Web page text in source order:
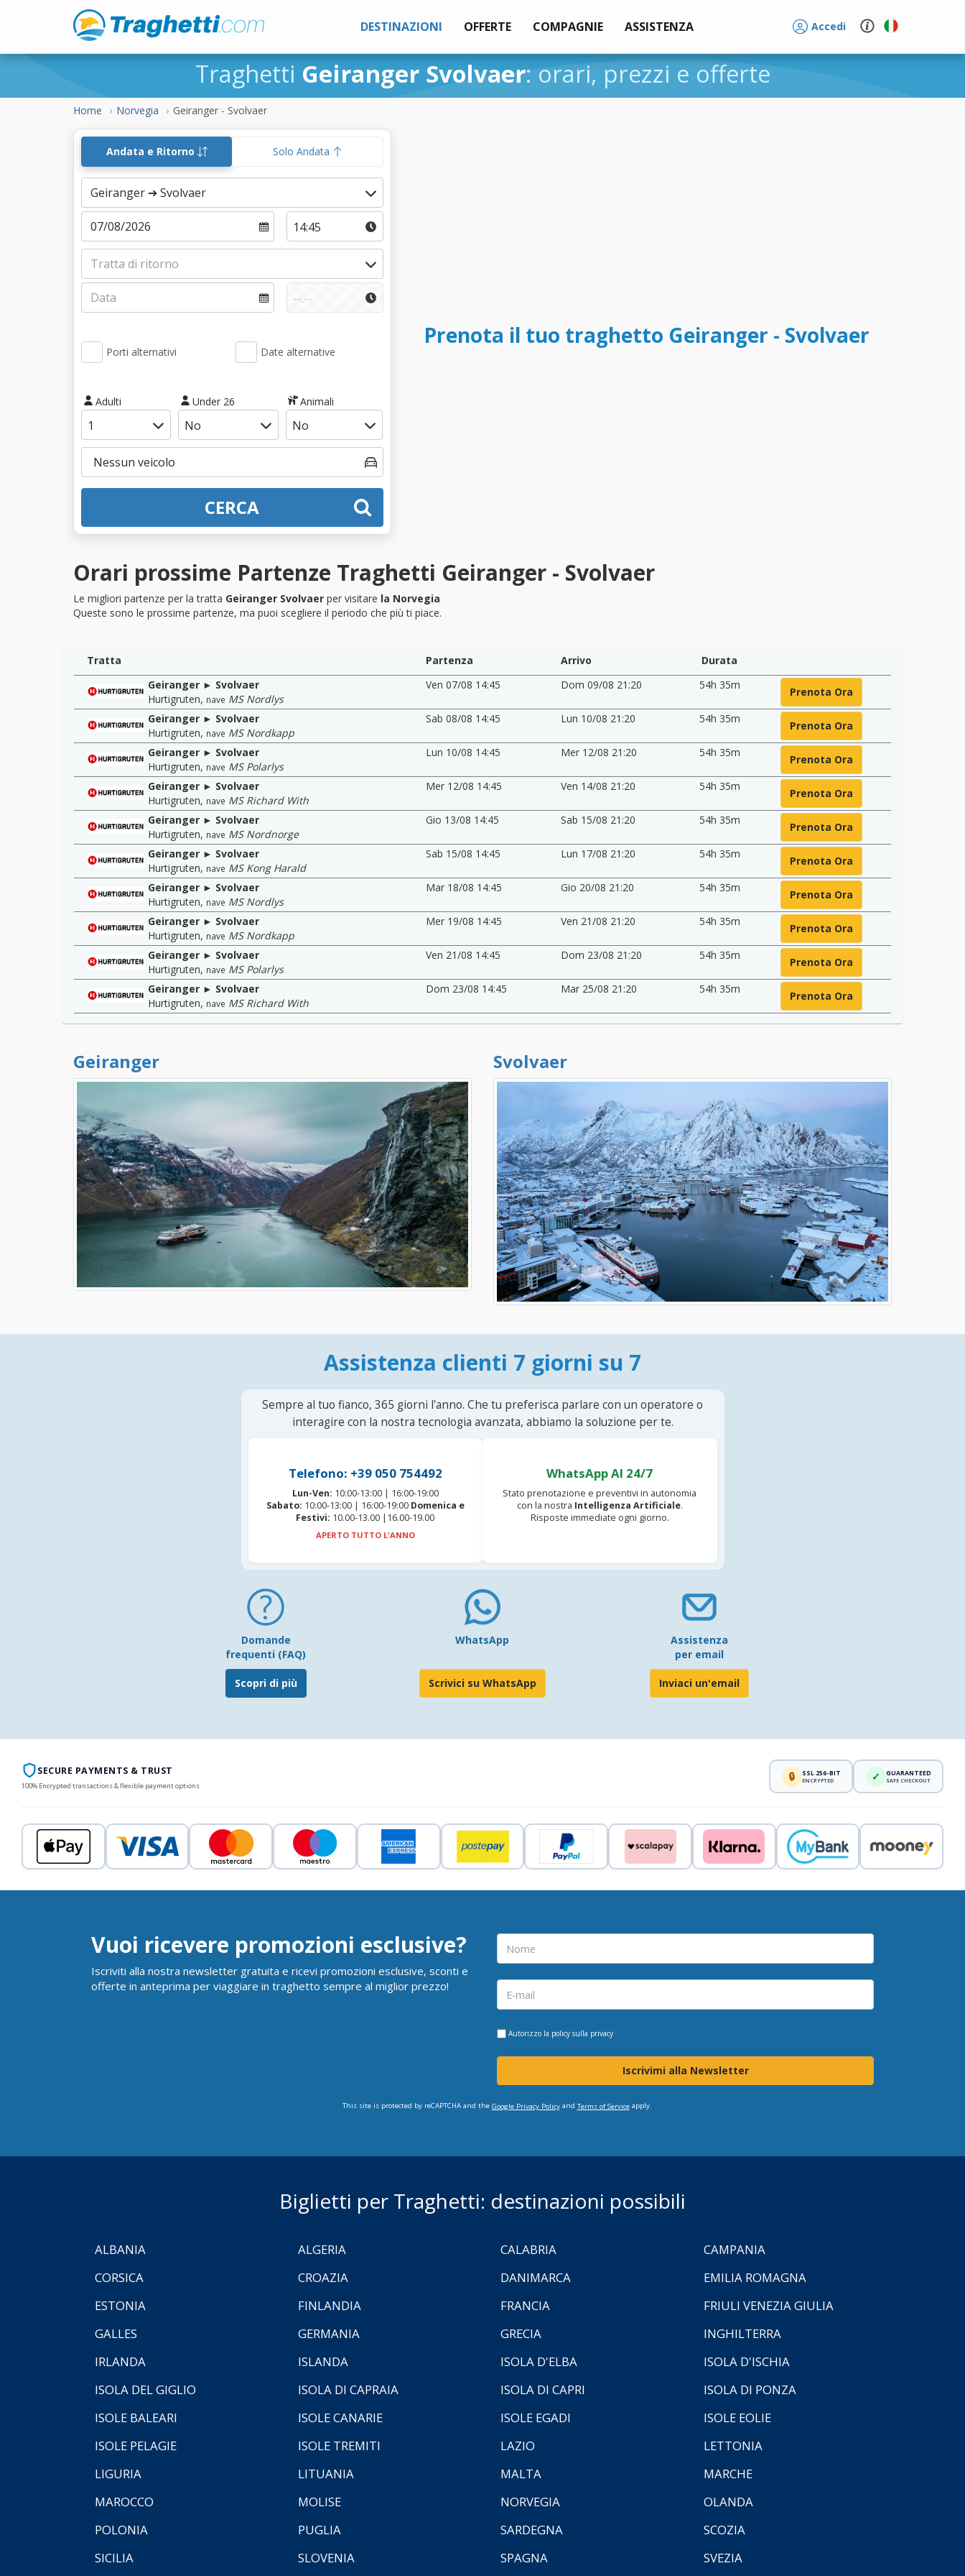
DESTINAZIONI OFFERTE COMPAGNIE ASSISTENZA Accedi
Traghetti Geiranger Svolvaer: orari, prezzi e offerte
Home Norvegia Geiranger - Svolvaer
Andata e Ritorno Solo Andata
Porti alternativi Date alternative
Adulti Under 26 Animali
CERCA
Prenota il tuo traghetto Geiranger - Svolvaer
Orari prossime Partenze Traghetti Geiranger - Svolvaer
Le migliori partenze per la tratta Geiranger Svolvaer per visitare la Norvegia
Queste sono le prossime partenze, ma puoi scegliere il periodo che più ti piace.
Tratta Partenza Arrivo
Durata
Geiranger ► Svolvaer
Hurtigruten, nave MS Nordlys
Ven 07/08 14:45 Dom 09/08 21:20 54h 35m
Prenota Ora
Geiranger ► Svolvaer
Hurtigruten, nave MS Nordkapp
Sab 08/08 14:45 Lun 10/08 21:20 54h 35m
Prenota Ora
Geiranger ► Svolvaer
Hurtigruten, nave MS Polarlys
Lun 10/08 14:45 Mer 12/08 21:20 54h 35m
Prenota Ora
Geiranger ► Svolvaer
Hurtigruten, nave MS Richard With
Mer 12/08 14:45 Ven 14/08 21:20 54h 35m
Prenota Ora
Geiranger ► Svolvaer
Hurtigruten, nave MS Nordnorge
Gio 13/08 14:45 Sab 15/08 21:20 54h 35m
Prenota Ora
Geiranger ► Svolvaer
Hurtigruten, nave MS Kong Harald
Sab 15/08 14:45 Lun 17/08 21:20 54h 35m
Prenota Ora
Geiranger ► Svolvaer
Hurtigruten, nave MS Nordlys
Mar 18/08 14:45 Gio 20/08 21:20 54h 35m
Prenota Ora
Geiranger ► Svolvaer
Hurtigruten, nave MS Nordkapp
Mer 19/08 14:45 Ven 21/08 21:20 54h 35m
Prenota Ora
Geiranger ► Svolvaer
Hurtigruten, nave MS Polarlys
Ven 21/08 14:45 Dom 23/08 21:20 54h 35m
Prenota Ora
Geiranger ► Svolvaer
Hurtigruten, nave MS Richard With
Dom 23/08 14:45 Mar 25/08 21:20 54h 35m
Prenota Ora
Geiranger Svolvaer
Assistenza clienti 7 giorni su 7
Sempre al tuo fianco, 365 giorni l'anno. Che tu preferisca parlare con un operatore o
interagire con la nostra tecnologia avanzata, abbiamo la soluzione per te.
Telefono: +39 050 754492
Lun-Ven: 10:00-13:00 | 16:00-19:00
Sabato: 10:00-13:00 | 16:00-19:00 Domenica e
Festivi: 10.00-13.00 |16.00-19.00
APERTO TUTTO L'ANNO
WhatsApp AI 24/7
Stato prenotazione e preventivi in autonomia
con la nostra Intelligenza Artificiale.
Risposte immediate ogni giorno.
Domande
frequenti (FAQ)
Scopri di più
WhatsApp
Scrivici su WhatsApp
Assistenza
per email
Inviaci un'email
SECURE PAYMENTS & TRUST
100% Encrypted transactions & flexible payment options
🔒 SSL 256-BIT
ENCRYPTED ✓ GUARANTEED
SAFE CHECKOUT
Vuoi ricevere promozioni esclusive?
Iscriviti alla nostra newsletter gratuita e ricevi promozioni esclusive, sconti e
offerte in anteprima per viaggiare in traghetto sempre al miglior prezzo!
Autorizzo la policy sulla privacy
Iscrivimi alla Newsletter
This site is protected by reCAPTCHA and the Google Privacy Policyand Terms of Serviceapply.
Biglietti per Traghetti: destinazioni possibili
ALBANIA ALGERIA CALABRIA
CAMPANIA
CORSICA
CROAZIA DANIMARCA
EMILIA ROMAGNA
ESTONIA
FINLANDIA FRANCIA
FRIULI VENEZIA GIULIA
GALLES
GERMANIA GRECIA
INGHILTERRA
IRLANDA
ISLANDA ISOLA D'ELBA
ISOLA D'ISCHIA
ISOLA DEL GIGLIO
ISOLA DI CAPRAIA ISOLA DI CAPRI
ISOLA DI PONZA
ISOLE BALEARI
ISOLE CANARIE ISOLE EGADI
ISOLE EOLIE
ISOLE PELAGIE
ISOLE TREMITI LAZIO
LETTONIA
LIGURIA
LITUANIA MALTA
MARCHE
MAROCCO
MOLISE NORVEGIA
OLANDA
POLONIA
PUGLIA SARDEGNA
SCOZIA
SICILIA
SLOVENIA SPAGNA SVEZIA